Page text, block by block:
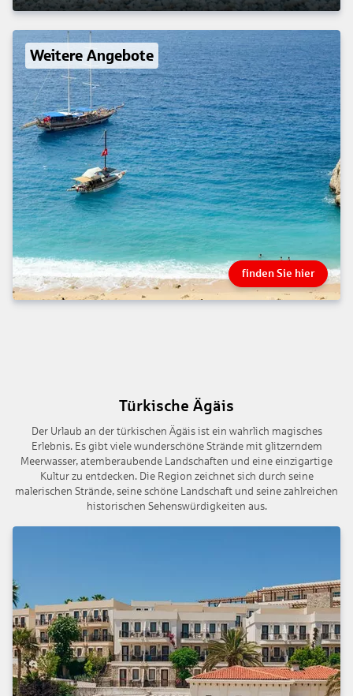
Weitere Angebote
finden Sie hier
Türkische Ägäis
Der Urlaub an der türkischen Ägäis ist ein wahrlich magisches
Erlebnis. Es gibt viele wunderschöne Strände mit glitzerndem
Meerwasser, atemberaubende Landschaften und eine einzigartige
Kultur zu entdecken. Die Region zeichnet sich durch seine
malerischen Strände, seine schöne Landschaft und seine zahlreichen
historischen Sehenswürdigkeiten aus.